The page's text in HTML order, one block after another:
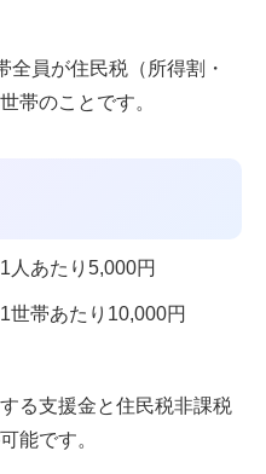
員が住民税（所得割・
帯のことです。
人あたり5,000円
世帯あたり10,000円
る支援金と住民税非課税
能です。